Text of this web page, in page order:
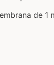
de 1